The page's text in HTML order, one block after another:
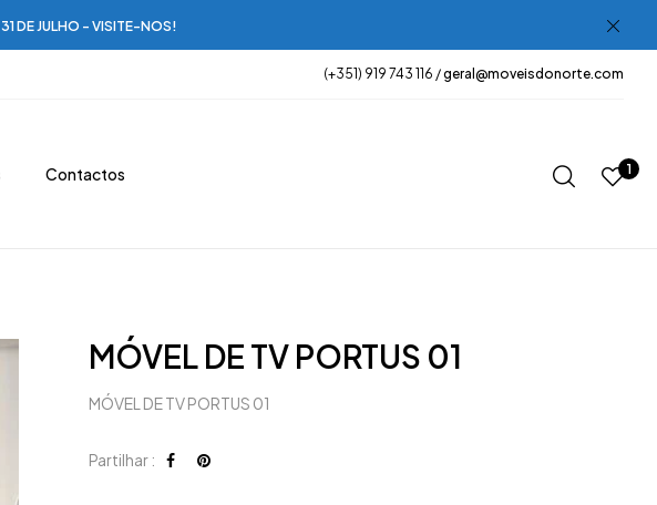
DE JULHO - VISITE-NOS!
(+351) 919 743 116 /geral@moveisdonorte.com
Contactos 1
MÓVEL DE TV PORTUS 01
MÓVEL DE TV PORTUS 01
Partilhar :